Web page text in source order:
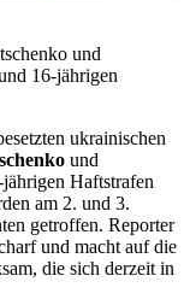
und
16-jährigen
ukrainischen
und
Haftstrafen
am 2. und 3.
getroffen. Reporter
und macht auf die
die sich derzeit in